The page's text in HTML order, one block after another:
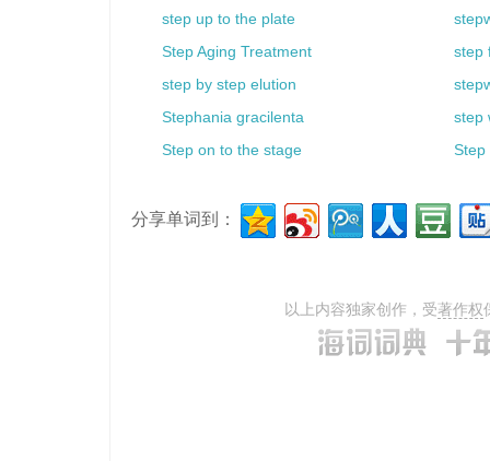
step up to the plate
Step Aging Treatment
step
step by step elution
Stephania gracilenta
step
Step on to the stage
Step
分享单词到：
以上内容独家创作，受著作权